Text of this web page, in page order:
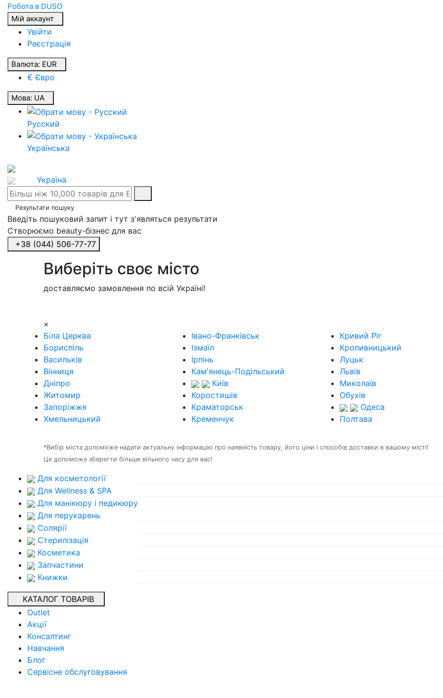
Робота в DUSO
Мій аккаунт
Увійти
Реєстрація
Валюта: EUR
€ Євро
Мова: UA
Русский
Українська
Україна
Результати пошуку
Введіть пошуковий запит і тут з'являться результати
Створюємо beauty-бізнес для вас
+38 (044) 506-77-77
Виберіть своє місто
доставляємо замовлення по всій Україні!
×
Біла Церква
Бориспіль
Васильків
Вінниця
Дніпро
Житомир
Запоріжжя
Хмельницький
Івано-Франківськ
Ізмаїл
Ірпінь
Кам'янець-Подільський
Київ
Коростишів
Краматорськ
Кременчук
Кривий Ріг
Кропивницький
Луцьк
Львів
Миколаїв
Обухів
Одеса
Полтава
*Вибір міста допоможе надати актуальну інформацію про наявність товару, його ціни і способів доставки в вашому місті!
Це допоможе зберегти більше вільного часу для вас!
Для косметології
Для Wellness & SPA
Для манікюру і педикюру
Для перукарень
Солярії
Стерилізація
Косметика
Запчастини
Книжки
КАТАЛОГ ТОВАРІВ
Outlet
Акції
Консалтинг
Навчання
Блог
Сервісне обслуговування